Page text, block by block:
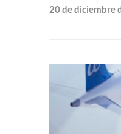
20 de diciembre